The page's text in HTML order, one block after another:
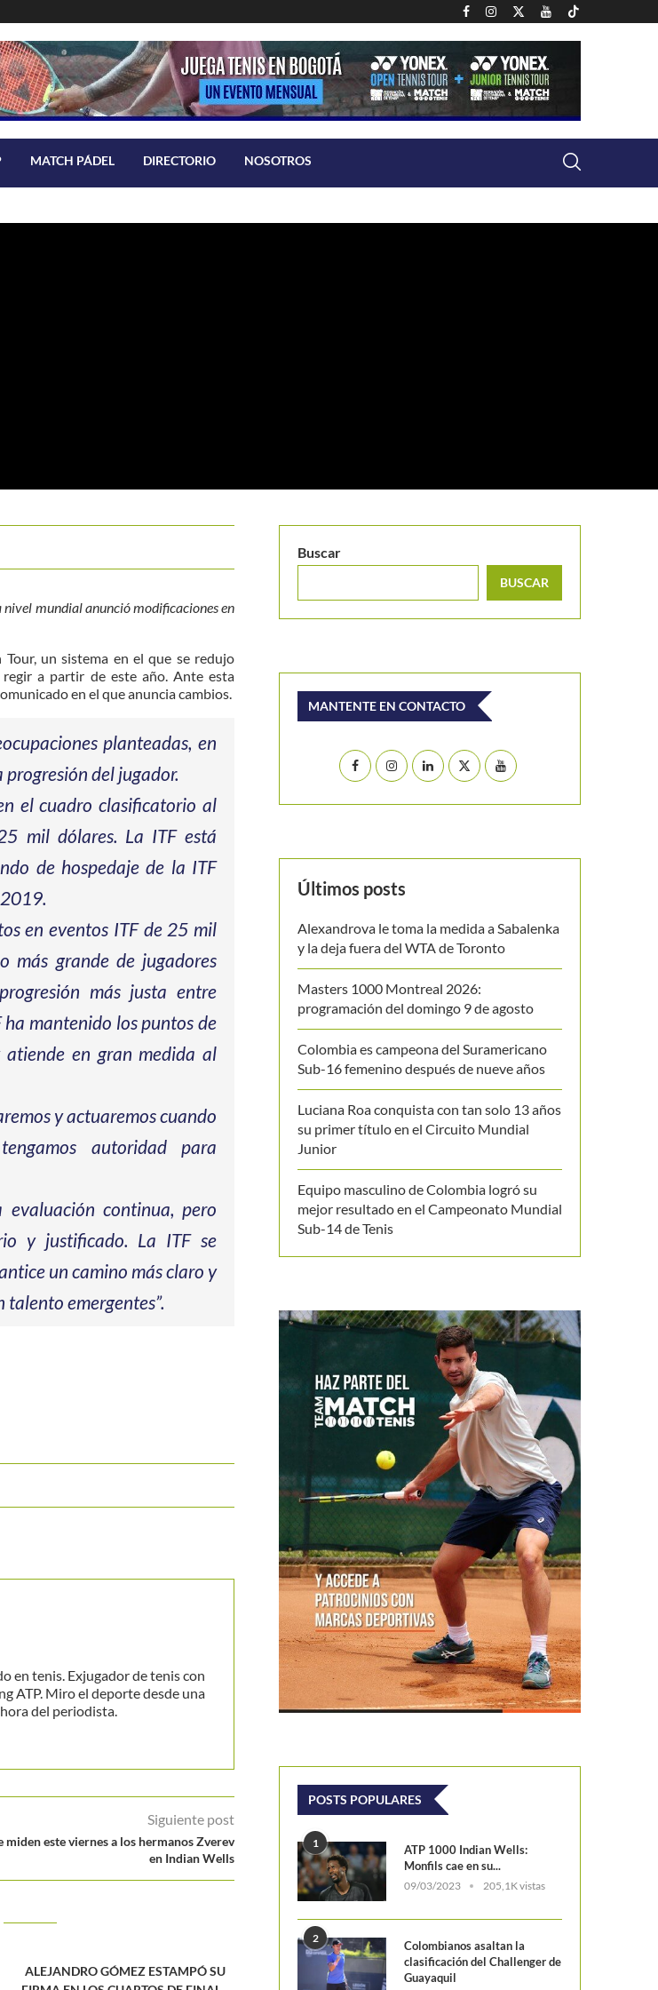
MATCH PÁDEL DIRECTORIO NOSOTROS
nivel mundial anunció modificaciones en
un sistema en el que se redujo
a partir de este año. Ante esta
en el que anuncia cambios.
planteadas, en
del jugador.
el cuadro clasificatorio al
mil dólares. La ITF está
de hospedaje de la ITF
en eventos ITF de 25 mil
más grande de jugadores
más justa entre
ha mantenido los puntos de
en gran medida al
y actuaremos cuando
autoridad para
continua, pero
y justificado. La ITF se
un camino más claro y
emergentes”.
en tenis. Exjugador de tenis con
ATP. Miro el deporte desde una
del periodista.
Siguiente post
miden este viernes a los hermanos Zverev
en Indian Wells
GÓMEZ ESTAMPÓ SU
Ferrer reflexiona antes de su
Buscar
BUSCAR
MANTENTE EN CONTACTO
Últimos posts
Alexandrova le toma la medida a Sabalenka
y la deja fuera del WTA de Toronto
Masters 1000 Montreal 2026:
programación del domingo 9 de agosto
Colombia es campeona del Suramericano
Sub-16 femenino después de nueve años
Luciana Roa conquista con tan solo 13 años
su primer título en el Circuito Mundial
Junior
Equipo masculino de Colombia logró su
mejor resultado en el Campeonato Mundial
Sub-14 de Tenis
POSTS POPULARES
1
ATP 1000 Indian Wells:
Monfils cae en su...
09/03/2023 205,1K vistas
2
Colombianos asaltan la
clasificación del Challenger de
Guayaquil